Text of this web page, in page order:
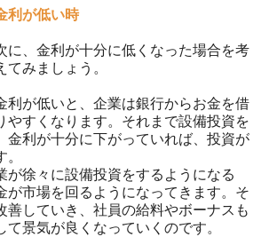
利が低い時
に、金利が十分に低くなった場合を考
てみましょう。
利が低いと、企業は銀行からお金を借
やすくなります。それまで設備投資を
金利が十分に下がっていれば、投資が
が徐々に設備投資をするようになる
が市場を回るようになってきます。そ
善していき、社員の給料やボーナスも
景気が良くなっていくのです。